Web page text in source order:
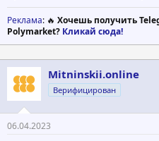
Реклама: 🔥 Хочешь получить
Polymarket? Кликай сюда!
Mitninskii.online
Верифицирован
06.04.2023